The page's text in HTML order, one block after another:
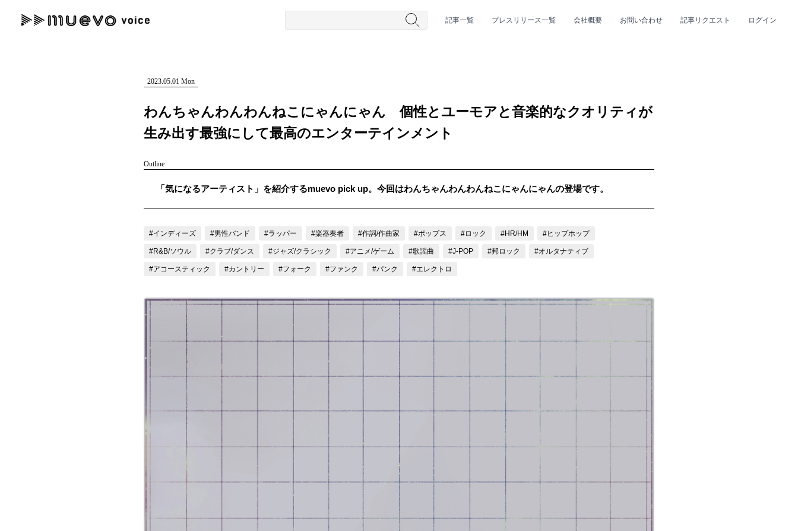
記事一覧 プレスリリース一覧 会社概要 お問い合わせ 記事リクエスト ログイン
#ロック #男性シンガー #HR/HM #女性シンガー #ヒップホップ #男性シンガーグループ #R&B/ソウル
"読者の声を形にする”音楽特化メディア
2023.05.01 Mon
わんちゃんわんわんねこにゃんにゃん 個性とユーモアと音楽的なクオリティが
生み出す最強にして最高のエンターテインメント
Outline
「気になるアーティスト」を紹介するmuevo pick up。今回はわんちゃんわんわんねこにゃんにゃんの登場です。
#インディーズ #男性バンド #ラッパー #楽器奏者 #作詞/作曲家 #ポップス #ロック #HR/HM #ヒップホップ
#R&B/ソウル #クラブ/ダンス #ジャズ/クラシック #アニメ/ゲーム #歌謡曲 #J-POP #邦ロック #オルタナティブ
#アコースティック #カントリー #フォーク #ファンク #パンク #エレクトロ